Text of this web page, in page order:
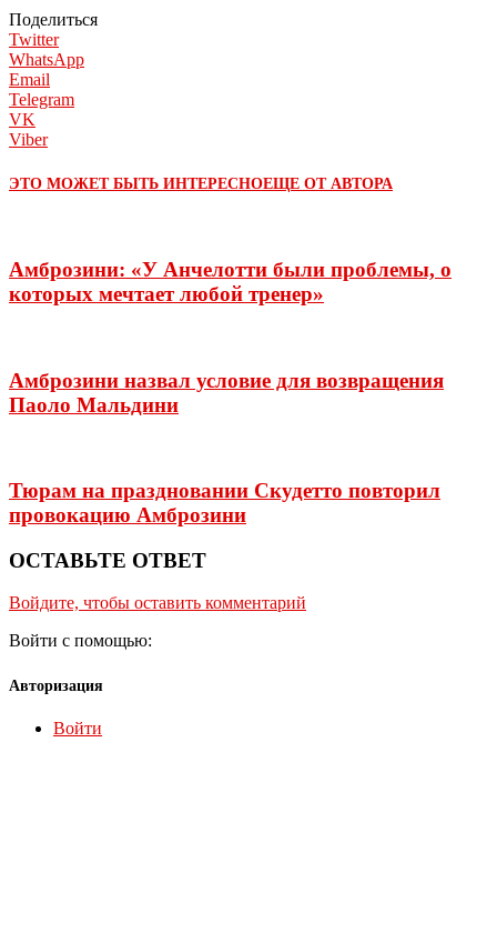
Поделиться
Twitter
WhatsApp
Email
Telegram
VK
Viber
ЭТО МОЖЕТ БЫТЬ ИНТЕРЕСНОЕЩЕ ОТ АВТОРА
Амброзини: «У Анчелотти были проблемы, о
которых мечтает любой тренер»
Амброзини назвал условие для возвращения
Паоло Мальдини
Тюрам на праздновании Скудетто повторил
провокацию Амброзини
ОСТАВЬТЕ ОТВЕТ
Войдите, чтобы оставить комментарий
Войти с помощью:
Авторизация
Войти